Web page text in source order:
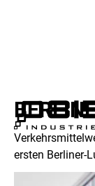
ersten Berliner-